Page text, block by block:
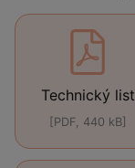
Technický list
[PDF, 440 kB]